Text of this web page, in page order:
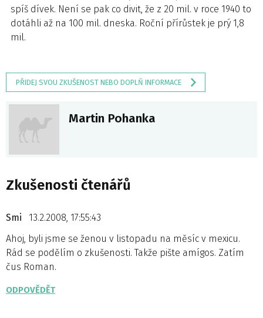
spíš dívek. Není se pak co divit, že z 20 mil. v roce 1940 to
dotáhli až na 100 mil. dneska. Roční přírůstek je prý 1,8
mil.
PŘIDEJ SVOU ZKUŠENOST NEBO DOPLŇ INFORMACE
Martin Pohanka
Zkušenosti čtenářů
Smi
13.2.2008, 17:55:43
Ahoj, byli jsme se ženou v listopadu na měsíc v mexicu.
Rád se podělím o zkušenosti. Takže pište amígos. Zatím
čus Roman.
ODPOVĚDĚT